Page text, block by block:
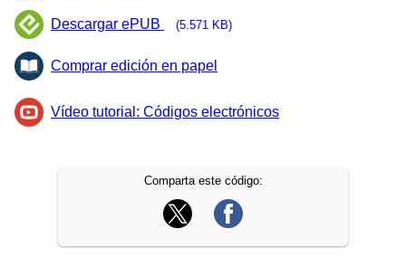
Descargar ePUB (5.571 KB)
Comprar edición en papel
Vídeo tutorial: Códigos electrónicos
Comparta este código: